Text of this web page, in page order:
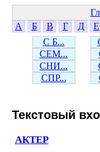
А
Б В Г Д Е
С Б...
СЕМ...
СНИ...
СПР...
Текстовый
АКТЕР